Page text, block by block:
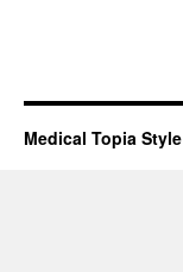
Medical Topia Style